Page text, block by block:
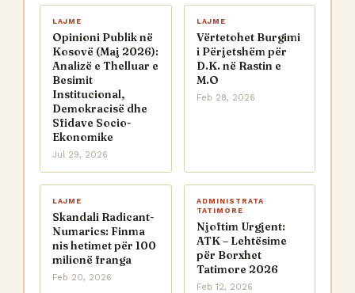
LAJME
Opinioni Publik në
Kosovë (Maj 2026):
Analizë e Thelluar e
Besimit
Institucional,
Demokracisë dhe
Sfidave Socio-
Ekonomike
Jul 29, 2026
LAJME
Vërtetohet Burgimi
i Përjetshëm për
D.K. në Rastin e
M.O
Feb 28, 2026
LAJME
Skandali Radicant-
Numarics: Finma
nis hetimet për 100
milionë franga
Feb 20, 2026
ADMINISTRATA
TATIMORE
Njoftim Urgjent:
ATK – Lehtësime
për Borxhet
Tatimore 2026
Feb 12, 2026